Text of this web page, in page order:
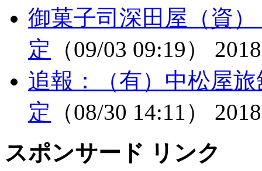
御菓子司深田屋（資
定 （09/03 09:19）
追報：（有）中松屋
定 （08/30 14:11）
スポンサード リンク